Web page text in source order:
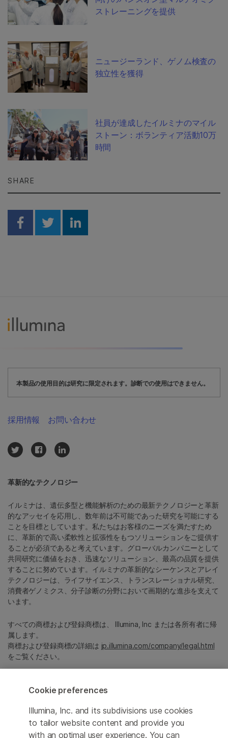
ストレーニングを提供
ニュージーランド、ゲノム検査の
独立性を獲得
社員が達成したイルミナのマイル
ストーン：ボランティア活動10万
時間
SHARE
Share on Facebook
Share on Twitter
Share on Linkedin
本製品の使用目的は研究に限定されます。診断での使用はできません。
革新的なテクノロジー
イルミナは、遺伝多型と機能解析のための最新テクノロジーと革新
的なアッセイを応用し、数年前は不可能であった研究を可能にする
ことを目標としています。私たちはお客様のニーズを満たすため
に、革新的で高い柔軟性と拡張性をもつソリューションをご提供す
ることが必須であると考えています。グローバルカンパニーとして
共同研究に価値をおき、迅速なソリューション、最高の品質を提供
することに努めています。イルミナの革新的なシーケンスとアレイ
テクノロジーは、ライフサイエンス、トランスレーショナル研究、
消費者ゲノミクス、分子診断の分野において画期的な進歩を支えて
います。
すべての商標および登録商標は、 Illumina, Inc または各所有者に帰
属します。
商標および登録商標の詳細は jp.illumina.com/company/legal.html
をご覧ください。
Cookie Management Center
プライバシーポリシ
採用情報 お問い合わせ
Cookie preferences
Illumina, Inc. and its subdivisions use cookies
to tailor website content and provide you
with an optimal user experience. You can